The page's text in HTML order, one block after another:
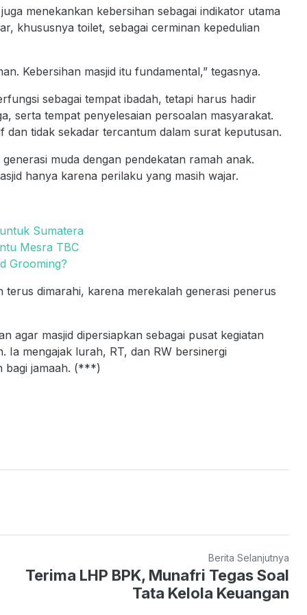
menekankan kebersihan sebagai indikator utama
khususnya toilet, sebagai cerminan kepedulian
Kebersihan masjid itu fundamental,” tegasnya.
sebagai tempat ibadah, tetapi harus hadir
serta tempat penyelesaian persoalan masyarakat.
tidak sekadar tercantum dalam surat keputusan.
muda dengan pendekatan ramah anak.
hanya karena perilaku yang masih wajar.
Sumatera
Mesra TBC
Grooming?
terus dimarahi, karena merekalah generasi penerus
agar masjid dipersiapkan sebagai pusat kegiatan
Ia mengajak lurah, RT, dan RW bersinergi
bagi jamaah. (***)
Berita Selanjutnya
Terima LHP BPK, Munafri Tegas Soal
Tata Kelola Keuangan